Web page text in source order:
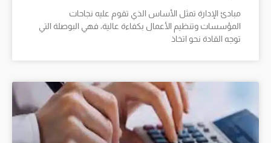
مبادئ الإدارة تمثل الأساس الذي تقوم عليه نجاحات
المؤسسات وتنظيم الأعمال بكفاءة عالية، فهي البوصلة التي
توجه القادة نحو اتخاذ